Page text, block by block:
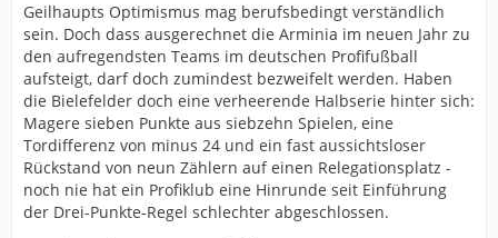
Geilhaupts Optimismus mag berufsbedingt verständlich
sein. Doch dass ausgerechnet die Arminia im neuen Jahr zu
den aufregendsten Teams im deutschen Profifußball
aufsteigt, darf doch zumindest bezweifelt werden. Haben
die Bielefelder doch eine verheerende Halbserie hinter sich:
Magere sieben Punkte aus siebzehn Spielen, eine
Tordifferenz von minus 24 und ein fast aussichtsloser
Rückstand von neun Zählern auf einen Relegationsplatz -
noch nie hat ein Profiklub eine Hinrunde seit Einführung
der Drei-Punkte-Regel schlechter abgeschlossen.